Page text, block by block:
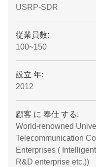
USRP-SDR
従業員数:
100~150
設立 年:
2012
顧客 に 奉仕 する:
World-renowned
Telecommunication
Enterprises (
R&D enterprise etc.))